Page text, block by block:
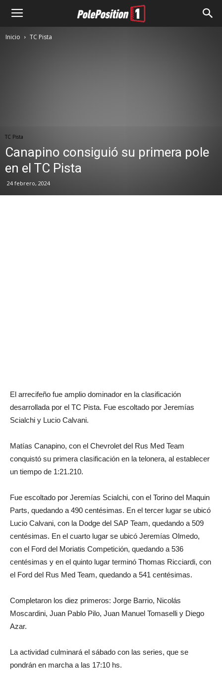
Inicio TC Pista
TC Pista
Canapino consiguió su primera pole
en el TC Pista
24 febrero, 2024
El arrecifeño fue amplio dominador en la clasificación
desarrollada por el TC Pista. Fue escoltado por Jeremías
Scialchi y Lucio Calvani.
Matías Canapino, con el Chevrolet del Rus Med Team
conquistó su primera clasificación en la telonera, al establecer
un tiempo de 1:21.210.
Fue escoltado por Jeremías Scialchi, con el Torino del Maquin
Parts, quedando a 490 centésimas. En el tercer lugar se ubicó
Lucio Calvani, con la Dodge del SAP Team, quedando a 509
centésimas. En el cuarto lugar se ubicó Jeremías Olmedo,
con el Ford del Moriatis Competición, quedando a 536
centésimas y en el quinto lugar terminó Thomas Ricciardi, con
el Ford del Rus Med Team, quedando a 541 centésimas.
Completaron los diez primeros: Jorge Barrio, Nicolás
Moscardini, Juan Pablo Pilo, Juan Manuel Tomaselli y Diego
Azar.
La actividad culminará el sábado con las series, que se
pondrán en marcha a las 17:10 hs.